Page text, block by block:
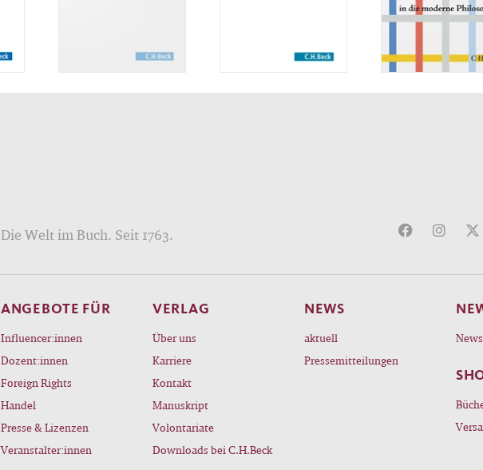
Die Welt im Buch. Seit 1763.
ANGEBOTE FÜR
Influencer:innen
Dozent:innen
Foreign Rights
Handel
Presse & Lizenzen
Veranstalter:innen
VERLAG
Über uns
Karriere
Kontakt
Manuskript
Volontariate
Downloads bei C.H.Beck
NEWS
aktuell
Pressemitteilungen